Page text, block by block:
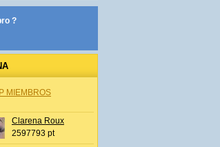
?
MIEMBROS
Clarena Roux
2597793 pt